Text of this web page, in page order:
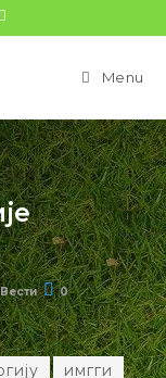
Menu
Вести 0
имгги